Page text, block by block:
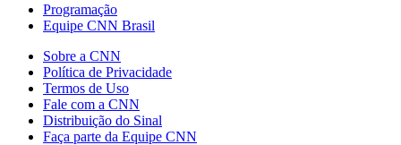
Programação
Equipe CNN Brasil
Sobre a CNN
Política de Privacidade
Termos de Uso
Fale com a CNN
Distribuição do Sinal
Faça parte da Equipe CNN